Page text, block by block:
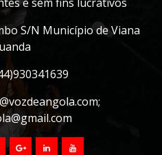
S/N Município de Viana
;